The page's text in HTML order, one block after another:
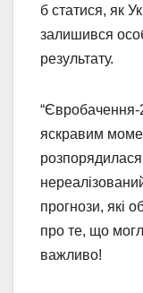
б статися, як
залишився
результату.
яскравим
прогнози, які
про те, що
важливо!